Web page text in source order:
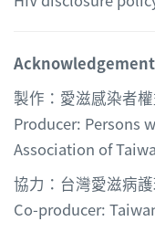
Acknowledgement
製作：愛滋感染者
Producer: Persons
Association of
協力：台灣愛滋病
Co-producer: